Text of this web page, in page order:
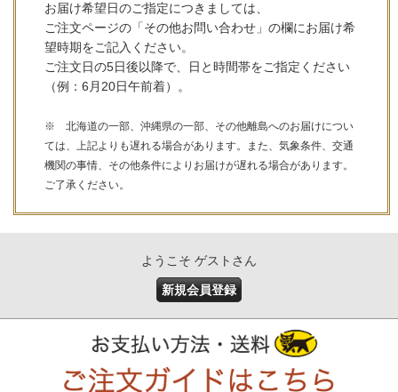
お届け希望日のご指定につきましては、
ご注文ページの「その他お問い合わせ」の欄にお届け希
望時期をご記入ください。
ご注文日の5日後以降で、日と時間帯をご指定ください
（例：6月20日午前着）。
※ 北海道の一部、沖縄県の一部、その他離島へのお届けについ
ては、上記よりも遅れる場合があります。また、気象条件、交通
機関の事情、その他条件によりお届けが遅れる場合があります。
ご了承ください。
ようこそ ゲストさん
新規会員登録